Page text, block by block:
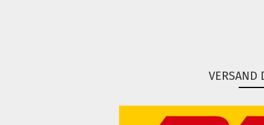
VERSAND